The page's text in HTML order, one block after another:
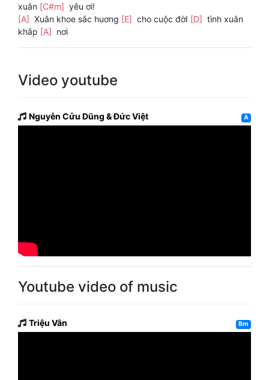
xuân [C#m] yêu ơi!
[A] Xuân khoe sắc huơng [E] cho cuộc đờI [D] tình xuân
khắp [A] nơi
Video youtube
Nguyễn Cửu Dũng & Đức Việt A
Youtube video of music
Triệu Vân Bm